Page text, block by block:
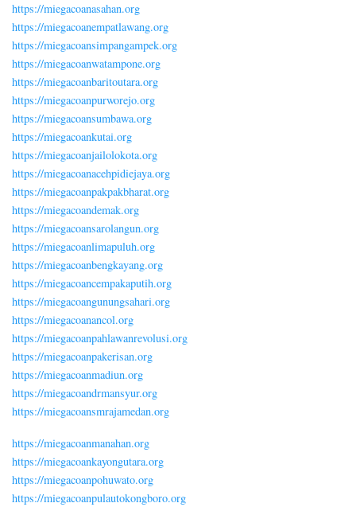
https://miegacoanasahan.org
https://miegacoanempatlawang.org
https://miegacoansimpangampek.org
https://miegacoanwatampone.org
https://miegacoanbaritoutara.org
https://miegacoanpurworejo.org
https://miegacoansumbawa.org
https://miegacoankutai.org
https://miegacoanjailolokota.org
https://miegacoanacehpidiejaya.org
https://miegacoanpakpakbharat.org
https://miegacoandemak.org
https://miegacoansarolangun.org
https://miegacoanlimapuluh.org
https://miegacoanbengkayang.org
https://miegacoancempakaputih.org
https://miegacoangunungsahari.org
https://miegacoanancol.org
https://miegacoanpahlawanrevolusi.org
https://miegacoanpakerisan.org
https://miegacoanmadiun.org
https://miegacoandrmansyur.org
https://miegacoansmrajamedan.org
https://miegacoanmanahan.org
https://miegacoankayongutara.org
https://miegacoanpohuwato.org
https://miegacoanpulautokongboro.org